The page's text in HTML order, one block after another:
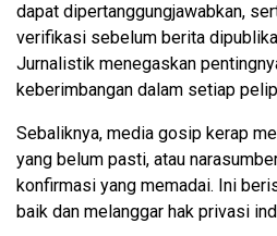
dapat dipertanggungjawabkan,
verifikasi sebelum berita
Jurnalistik menegaskan
keberimbangan dalam setiap
Sebaliknya, media gosip kerap
yang belum pasti, atau
konfirmasi yang memadai. Ini
baik dan melanggar hak privasi